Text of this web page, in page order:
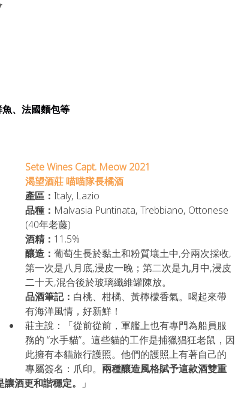
、法國麵包等
Sete Wines Capt. Meow 2021
渴望酒莊 喵喵隊長橘酒
產區： Italy, Lazio
品種： Malvasia Puntinata, Trebbiano, Ottonese
(40年老藤)
酒精： 11.5%
釀造： 葡萄生長於黏土和粉質壤土中,分兩次採收,
第一次是八月底,浸皮一晚；第二次是九月中,浸皮
二十天,混合後於玻璃纖維罐陳放。
品酒筆記： 白桃、柑橘、黃檸檬香氣。喝起來帶
有海洋風情，好新鮮！
莊主說：「從前從前，軍艦上也有專門為船員服
務的 “水手貓”。這些貓的工作是捕獵猖狂老鼠，因
此擁有本貓旅行護照。他們的護照上有著自己的
專屬簽名：爪印。 兩種釀造風格賦予這款酒雙重
酒更和諧穩定。
」